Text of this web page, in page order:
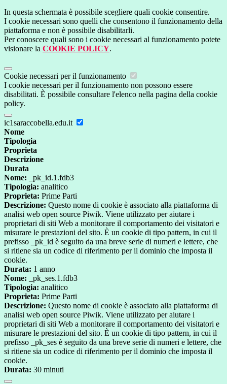
In questa schermata è possibile scegliere quali cookie consentire.
I cookie necessari sono quelli che consentono il funzionamento della
piattaforma e non è possibile disabilitarli.
Per conoscere quali sono i cookie necessari al funzionamento potete
visionare la COOKIE POLICY.
Cookie necessari per il funzionamento
I cookie necessari per il funzionamento non possono essere
disabilitati. È possibile consultare l'elenco nella pagina della cookie
policy.
ic1saraccobella.edu.it
Nome
Tipologia
Proprieta
Descrizione
Durata
Nome: _pk_id.1.fdb3
Tipologia: analitico
Proprieta: Prime Parti
Descrizione: Questo nome di cookie è associato alla piattaforma di
analisi web open source Piwik. Viene utilizzato per aiutare i
proprietari di siti Web a monitorare il comportamento dei visitatori e
misurare le prestazioni del sito. È un cookie di tipo pattern, in cui il
prefisso _pk_id è seguito da una breve serie di numeri e lettere, che
si ritiene sia un codice di riferimento per il dominio che imposta il
cookie.
Durata: 1 anno
Nome: _pk_ses.1.fdb3
Tipologia: analitico
Proprieta: Prime Parti
Descrizione: Questo nome di cookie è associato alla piattaforma di
analisi web open source Piwik. Viene utilizzato per aiutare i
proprietari di siti Web a monitorare il comportamento dei visitatori e
misurare le prestazioni del sito. È un cookie di tipo pattern, in cui il
prefisso _pk_ses è seguito da una breve serie di numeri e lettere, che
si ritiene sia un codice di riferimento per il dominio che imposta il
cookie.
Durata: 30 minuti